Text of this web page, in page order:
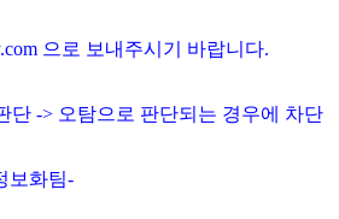
으로 보내주시기 바랍니다.
단 -> 오탐으로 판단되는 경우에 차단
보화팀-